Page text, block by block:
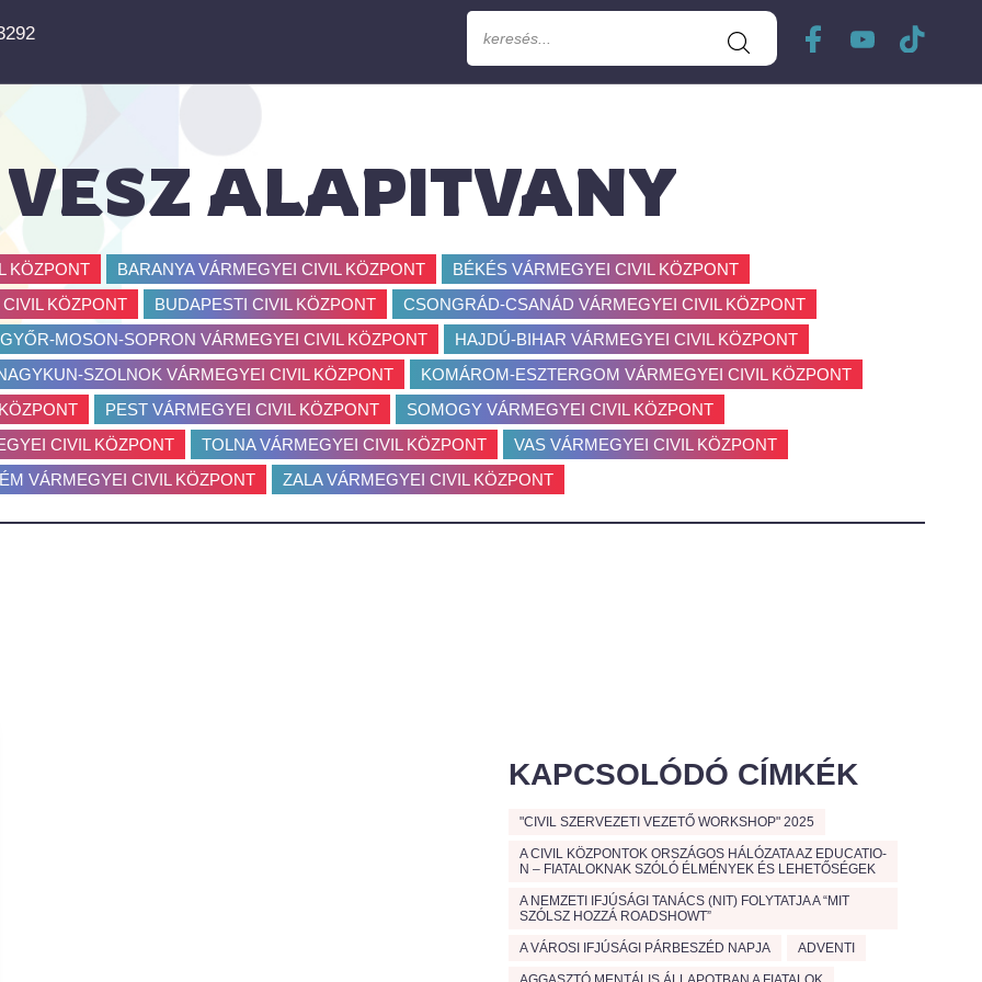
ALAPITVANY
KÖZPONT BARANYA VÁRMEGYEI CIVIL KÖZPONT
BÉKÉS VÁRMEGYEI CIVIL KÖZPONT
KÖZPONT
BUDAPESTI CIVIL KÖZPONT
CSONGRÁD-CSANÁD VÁRMEGYEI CIVIL KÖZPONT
GYŐR-MOSON-SOPRON VÁRMEGYEI CIVIL KÖZPONT
HAJDÚ-BIHAR VÁRMEGYEI CIVIL KÖZPONT
SZOLNOK VÁRMEGYEI CIVIL KÖZPONT
KOMÁROM-ESZTERGOM VÁRMEGYEI CIVIL KÖZPONT
PEST VÁRMEGYEI CIVIL KÖZPONT
SOMOGY VÁRMEGYEI CIVIL KÖZPONT
CIVIL KÖZPONT
TOLNA VÁRMEGYEI CIVIL KÖZPONT
VAS VÁRMEGYEI CIVIL KÖZPONT
VÁRMEGYEI CIVIL KÖZPONT
ZALA VÁRMEGYEI CIVIL KÖZPONT
KAPCSOLÓDÓ CÍMKÉK
"CIVIL SZERVEZETI VEZETŐ WORKSHOP" 2025
A CIVIL KÖZPONTOK ORSZÁGOS HÁLÓZATA AZ EDUCATIO-
N – FIATALOKNAK SZÓLÓ ÉLMÉNYEK ÉS LEHETŐSÉGEK
A NEMZETI IFJÚSÁGI TANÁCS (NIT) FOLYTATJA A “MIT
SZÓLSZ HOZZÁ ROADSHOWT”
A VÁROSI IFJÚSÁGI PÁRBESZÉD NAPJA ADVENTI